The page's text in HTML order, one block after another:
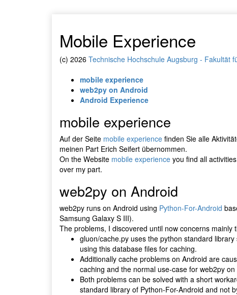
Mobile Experience
(c) 2026 Technische Hochschule Augsburg - Fakultät
mobile experience
web2py on Android
Android Experience
mobile experience
Auf der Seite mobile experience finden Sie alle
meinen Part Erich Seifert übernommen.
On the Website mobile experience you find all
over my part.
web2py on Android
web2py runs on Android using Python-For-Android
Samsung Galaxy S III).
The problems, I discovered until now concerns mainly
gluon/cache.py uses the python standard
using this database files for caching.
Additionally cache problems on Android are
caching and the normal use-case for web2py
Both problems can be solved with a short
standard library of Python-For-Android and not